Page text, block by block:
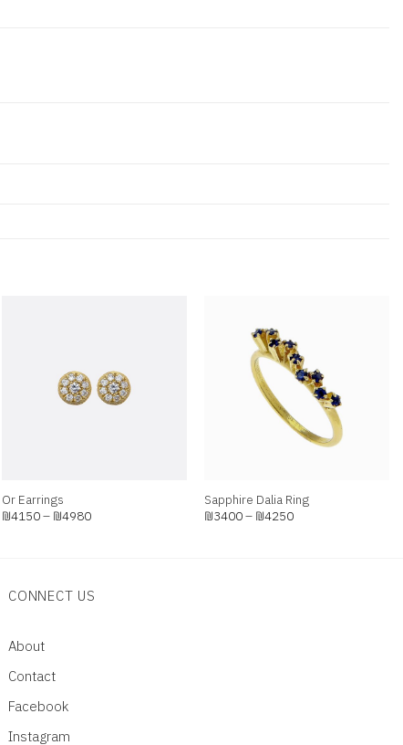
Or Earrings
₪4150– ₪4980Price
Sapphire Dalia Ring
₪3400– ₪4250Price
CONNECT US
About
Contact
Facebook
Instagram